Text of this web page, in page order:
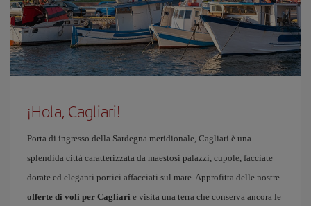
¡Hola, Cagliari!
Porta di ingresso della Sardegna meridionale, Cagliari è una
splendida città caratterizzata da maestosi palazzi, cupole, facciate
dorate ed eleganti portici affacciati sul mare. Approfitta delle nostre
offerte di voli per Cagliari e visita una terra che conserva ancora le